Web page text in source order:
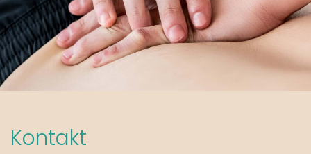
Kontakt